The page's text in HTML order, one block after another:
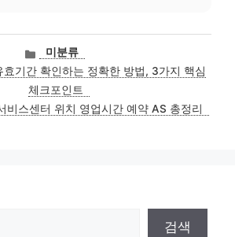
카
테
고
리
미분류
효기간 확인하는 정확한 방법, 3가지 핵심
체크포인트
비스센터 위치 영업시간 예약 AS 총정리
검색